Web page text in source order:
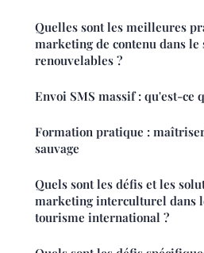
Quelles sont les meilleures
marketing de contenu dans le
renouvelables ?
Envoi SMS massif : qu'est-ce
Formation pratique :
sauvage
Quels sont les défis et les
marketing interculturel dans
tourisme international ?